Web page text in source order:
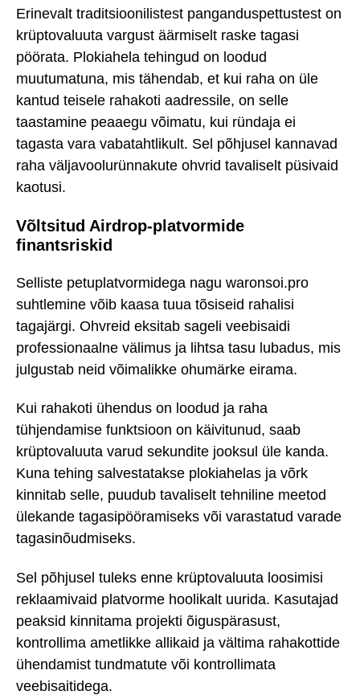
Erinevalt traditsioonilistest panganduspettustest on
krüptovaluuta vargust äärmiselt raske tagasi
pöörata. Plokiahela tehingud on loodud
muutumatuna, mis tähendab, et kui raha on üle
kantud teisele rahakoti aadressile, on selle
taastamine peaaegu võimatu, kui ründaja ei
tagasta vara vabatahtlikult. Sel põhjusel kannavad
raha väljavoolurünnakute ohvrid tavaliselt püsivaid
kaotusi.
Võltsitud Airdrop-platvormide
finantsriskid
Selliste petuplatvormidega nagu waronsoi.pro
suhtlemine võib kaasa tuua tõsiseid rahalisi
tagajärgi. Ohvreid eksitab sageli veebisaidi
professionaalne välimus ja lihtsa tasu lubadus, mis
julgustab neid võimalikke ohumärke eirama.
Kui rahakoti ühendus on loodud ja raha
tühjendamise funktsioon on käivitunud, saab
krüptovaluuta varud sekundite jooksul üle kanda.
Kuna tehing salvestatakse plokiahelas ja võrk
kinnitab selle, puudub tavaliselt tehniline meetod
ülekande tagasipööramiseks või varastatud varade
tagasinõudmiseks.
Sel põhjusel tuleks enne krüptovaluuta loosimisi
reklaamivaid platvorme hoolikalt uurida. Kasutajad
peaksid kinnitama projekti õiguspärasust,
kontrollima ametlikke allikaid ja vältima rahakottide
ühendamist tundmatute või kontrollimata
veebisaitidega.